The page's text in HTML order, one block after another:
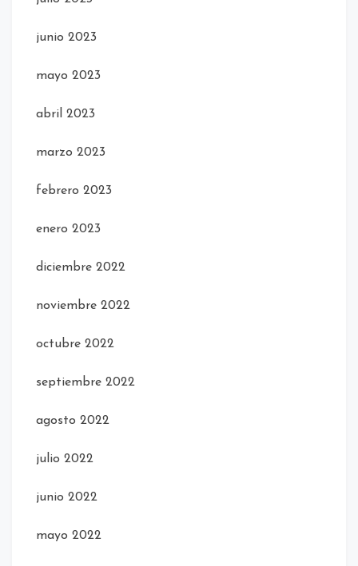
junio 2023
mayo 2023
abril 2023
marzo 2023
febrero 2023
enero 2023
diciembre 2022
noviembre 2022
octubre 2022
septiembre 2022
agosto 2022
julio 2022
junio 2022
mayo 2022